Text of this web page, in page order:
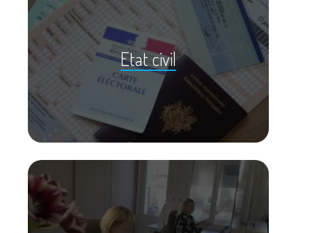
Etat civil